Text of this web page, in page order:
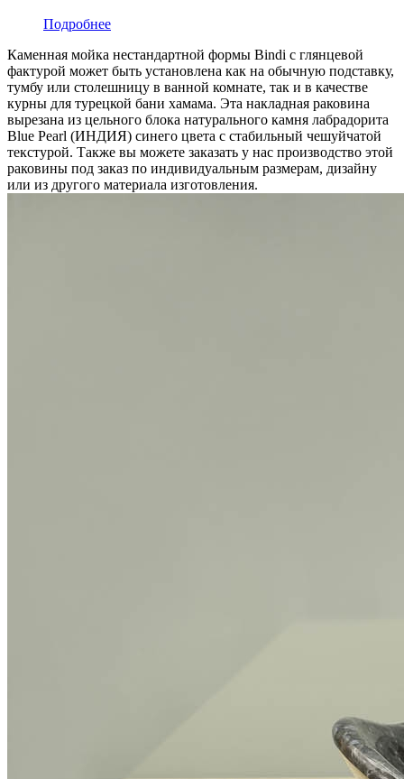
Подробнее
Каменная мойка нестандартной формы Bindi с глянцевой
фактурой может быть установлена как на обычную подставку,
тумбу или столешницу в ванной комнате, так и в качестве
курны для турецкой бани хамама. Эта накладная раковина
вырезана из цельного блока натурального камня лабрадорита
Blue Pearl (ИНДИЯ) синего цвета c стабильный чешуйчатой
текстурой. Также вы можете заказать у нас производство этой
раковины под заказ по индивидуальным размерам, дизайну
или из другого материала изготовления.